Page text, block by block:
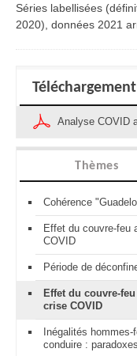
Séries labellisées
2020), données 2021
Analyse COVID
Thèmes
Cohérence
Effet du couvre-feu
COVID
Période de
Effet du couvre-
crise COVID
Inégalités
conduire :